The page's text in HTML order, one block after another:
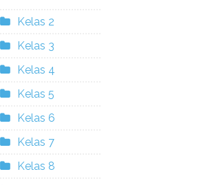
Kelas 2
Kelas 3
Kelas 4
Kelas 5
Kelas 6
Kelas 7
Kelas 8